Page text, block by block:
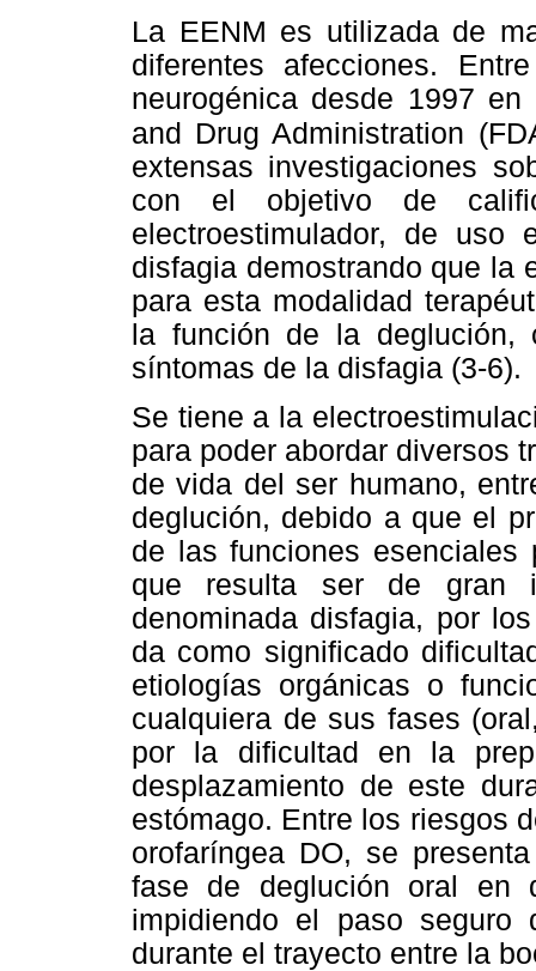
La EENM es utilizada de
diferentes afecciones.
neurogénica desde 1997
and Drug Administration
extensas investigaciones
con el objetivo de
electroestimulador, de uso
disfagia demostrando que la
para esta modalidad
la función de la
síntomas de la disfagia (3-6).
Se tiene a la
para poder abordar diversos
de vida del ser humano,
deglución, debido a que el
de las funciones esenciales
que resulta ser de gran
denominada disfagia, por
da como significado
etiologías orgánicas o
cualquiera de sus fases
por la dificultad en la
desplazamiento de este
estómago. Entre los riesgos
orofaríngea DO, se
fase de deglución oral en
impidiendo el paso seguro
durante el trayecto entre la